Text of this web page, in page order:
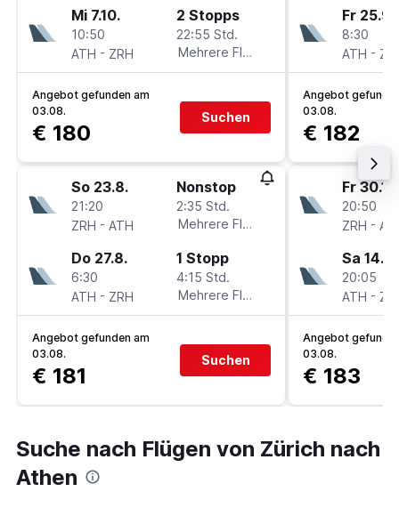
Mi 7.10.
10:50
ATH - ZRH
2 Stopps
22:55 Std.
Mehrere Fluglinien
Angebot gefunden am
03.08.
€ 180
Suchen
So 23.8.
21:20
ZRH - ATH
Nonstop
2:35 Std.
Mehrere Fluglinien
Do 27.8.
6:30
ATH - ZRH
1 Stopp
4:15 Std.
Mehrere Fluglinien
Angebot gefunden am
03.08.
€ 181
Suchen
Fr 25.9.
8:30
ATH -
Angebot
03.08.
€ 182
Fr
20:50
ZRH -
Sa 14.11.
20:05
ATH -
Angebot
03.08.
€ 183
Suche nach Flügen von Zürich nach
Athen